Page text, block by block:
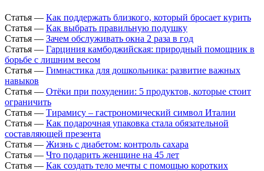
Статья — Как поддержать близкого, который бросает курить
Статья — Как выбрать правильную подушку
Статья — Зачем обслуживать окна 2 раза в год
Статья — Гарциния камбоджийская: природный помощник в
борьбе с лишним весом
Статья — Гимнастика для дошкольника: развитие важных
навыков
Статья — Отёки при похудении: 5 продуктов, которые стоит
ограничить
Статья — Тирамису – гастрономический символ Италии
Статья — Как подарочная упаковка стала обязательной
составляющей презента
Статья — Жизнь с диабетом: контроль сахара
Статья — Что подарить женщине на 45 лет
Статья — Как создать тело мечты с помощью коротких